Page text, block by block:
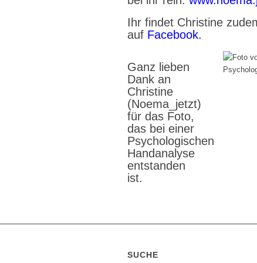
Ihr findet Christine
auf Facebook.
Ganz lieben
Dank an
Christine
(Noema_jetzt)
für das Foto,
das bei einer
Psychologischen
Handanalyse
entstanden
ist.
SUCHE